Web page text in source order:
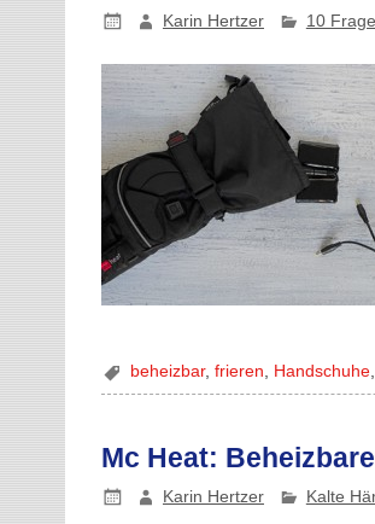
Karin Hertzer 10
beheizbar,frieren Handschuhe
Mc Heat:
Karin Hertzer Kalte